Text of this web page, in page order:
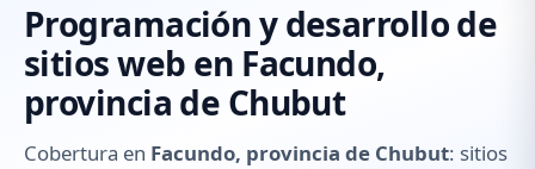
Programación y desarrollo de
sitios web en Facundo,
provincia de Chubut
Cobertura en Facundo, provincia de Chubut: sitios